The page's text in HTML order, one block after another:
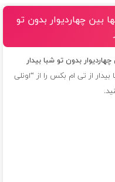
بین چهاردیوار بدون تو
بدون تو شبا بیدار
از تی ام بکس را از “اونلی